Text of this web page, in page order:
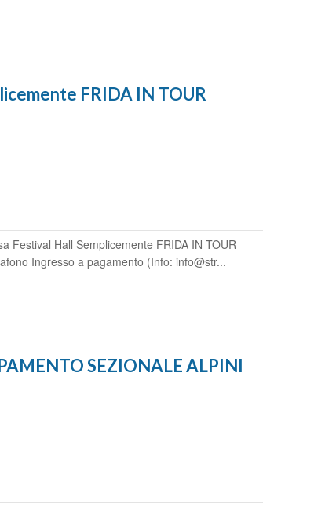
FRIDA IN TOUR
Festival Hall Semplicemente FRIDA IN TOUR
Ingresso a pagamento (Info: info@str...
SEZIONALE ALPINI